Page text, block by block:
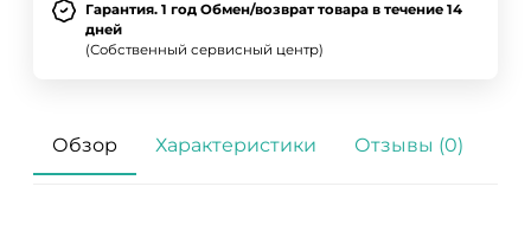
Гарантия. 1 год Обмен/возврат товара в течение 14
дней
(Собственный сервисный центр)
Обзор Характеристики Отзывы (0)